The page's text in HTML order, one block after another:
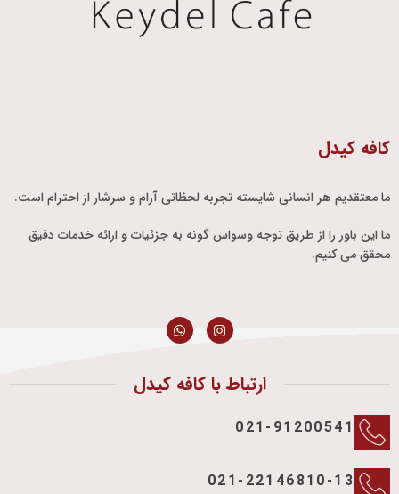
کافه کیدل
ما معتقدیم هر انسانی شایسته تجربه لحظاتی آرام و سرشار از احترام است.
ما این باور را از طریق توجه وسواس گونه به جزئیات و ارائه خدمات دقیق
محقق می کنیم.
ارتباط با کافه کیدل
021-91200541
021-22146810-13